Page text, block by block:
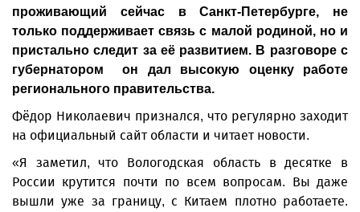
проживающий сейчас в Санкт-Петербурге, не
только поддерживает связь с малой родиной, но и
пристально следит за её развитием. В разговоре с
губернатором он дал высокую оценку работе
регионального правительства.
Фёдор Николаевич признался, что регулярно заходит
на официальный сайт области и читает новости.
«Я заметил, что Вологодская область в десятке в
России крутится почти по всем вопросам. Вы даже
вышли уже за границу, с Китаем плотно работаете.